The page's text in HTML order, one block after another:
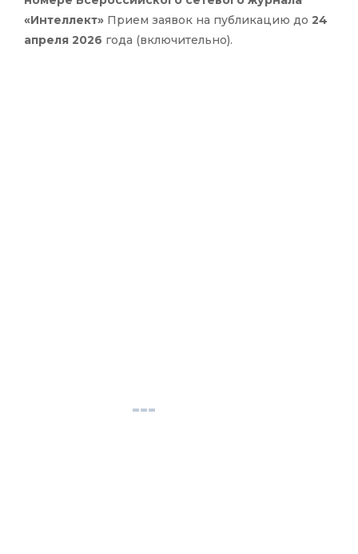
«Интеллект» Прием заявок на публикацию до 24
апреля 2026 года (включительно).